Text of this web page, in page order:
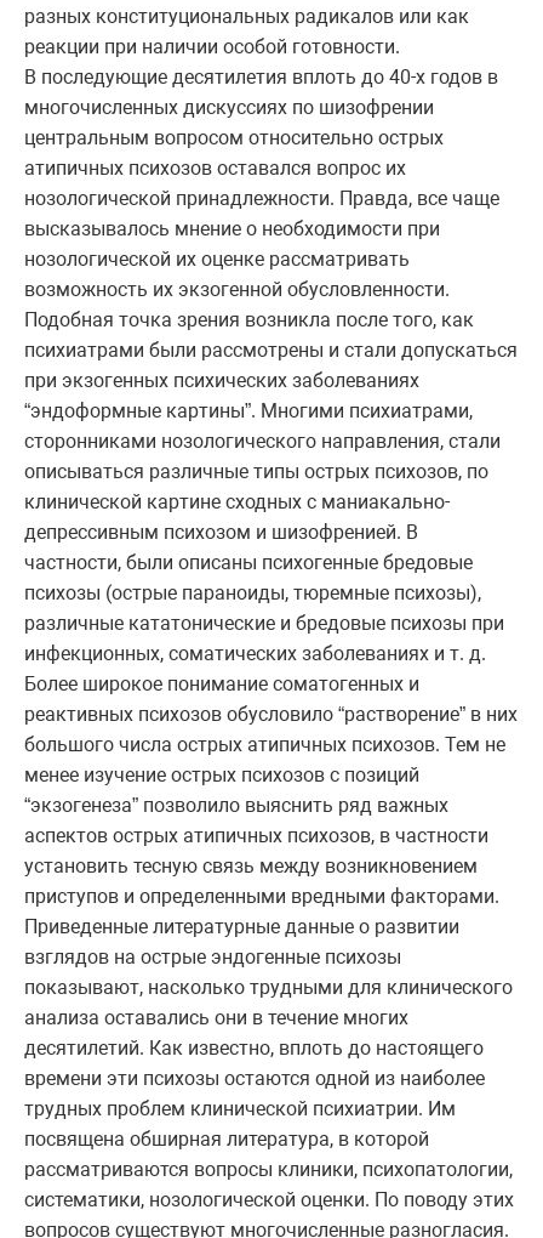
разных конституциональных радикалов или как
реакции при наличии особой готовности.
В последующие десятилетия вплоть до 40-х годов в
многочисленных дискуссиях по шизофрении
центральным вопросом относительно острых
атипичных психозов оставался вопрос их
нозологической принадлежности. Правда, все чаще
высказывалось мнение о необходимости при
нозологической их оценке рассматривать
возможность их экзогенной обусловленности.
Подобная точка зрения возникла после того, как
психиатрами были рассмотрены и стали допускаться
при экзогенных психических заболеваниях
“эндоформные картины”. Многими психиатрами,
сторонниками нозологического направления, стали
описываться различные типы острых психозов, по
клинической картине сходных с маниакально-
депрессивным психозом и шизофренией. В
частности, были описаны психогенные бредовые
психозы (острые параноиды, тюремные психозы),
различные кататонические и бредовые психозы при
инфекционных, соматических заболеваниях и т. д.
Более широкое понимание соматогенных и
реактивных психозов обусловило “растворение” в них
большого числа острых атипичных психозов. Тем не
менее изучение острых психозов с позиций
“экзогенеза” позволило выяснить ряд важных
аспектов острых атипичных психозов, в частности
установить тесную связь между возникновением
приступов и определенными вредными факторами.
Приведенные литературные данные о развитии
взглядов на острые эндогенные психозы
показывают, насколько трудными для клинического
анализа оставались они в течение многих
десятилетий. Как известно, вплоть до настоящего
времени эти психозы остаются одной из наиболее
трудных проблем клинической психиатрии. Им
посвящена обширная литература, в которой
рассматриваются вопросы клиники, психопатологии,
систематики, нозологической оценки. По поводу этих
вопросов существуют многочисленные разногласия.